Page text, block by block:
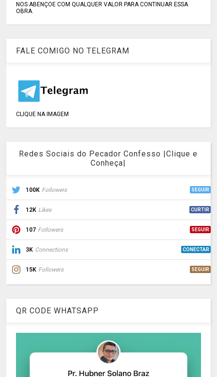
NOS ABENÇOE COM QUALQUER VALOR PARA CONTINUAR ESSA
OBRA.
FALE COMIGO NO TELEGRAM
CLIQUE NA IMAGEM
Redes Sociais do Pecador Confesso |Clique e
Conheça|
100K Followers SEGUIR
12K Likes CURTIR
107 Followers SEGUIR
3K Connections CONECTAR
15K Followers SEGUIR
QR CODE WHATSAPP